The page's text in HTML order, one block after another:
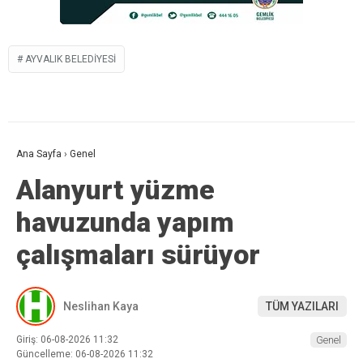
AYVALIK BELEDIYESI
Ana Sayfa › Genel
Alanyurt yüzme
havuzunda yapım
çalışmaları sürüyor
Neslihan Kaya TÜM YAZILARI
Giriş: 06-08-2026 11:32
Güncelleme: 06-08-2026 11:32
Genel